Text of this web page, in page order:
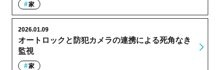
家
オートロックと防犯カメラの連携による死角なき
監視
2026.01.09
家